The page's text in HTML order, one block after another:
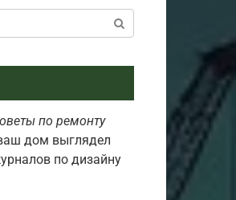
по ремонту
дом выглядел
по дизайну